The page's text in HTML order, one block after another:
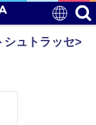
シュトラッセ>